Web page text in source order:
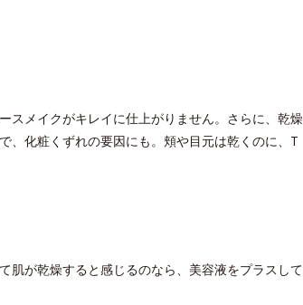
スメイクがキレイに仕上がりません。さらに、乾燥
、化粧くずれの要因にも。頬や目元は乾くのに、T
肌が乾燥すると感じるのなら、美容液をプラスして